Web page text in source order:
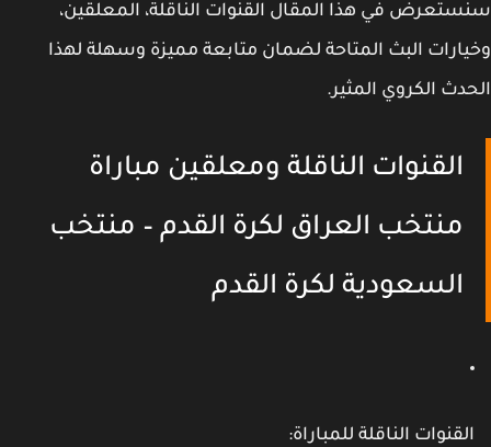
في هذا المقال القنوات الناقلة، المعلقين،
البث المتاحة لضمان متابعة مميزة وسهلة لهذا
الكروي المثير.
القنوات الناقلة ومعلقين مباراة
منتخب العراق لكرة القدم – منتخب
السعودية لكرة القدم
الناقلة للمباراة: